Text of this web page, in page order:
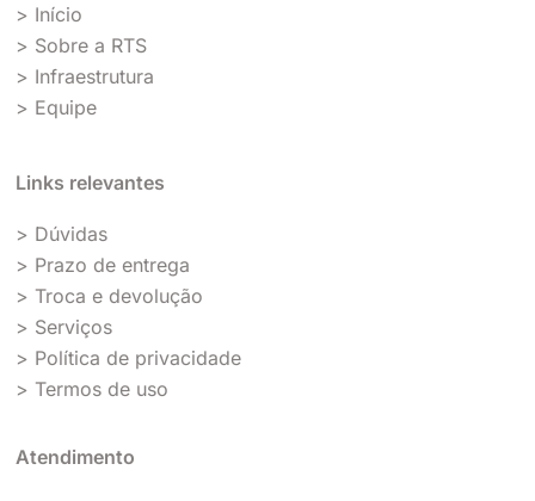
> Início
> Sobre a RTS
> Infraestrutura
> Equipe
Links relevantes
> Dúvidas
> Prazo de entrega
> Troca e devolução
> Serviços
> Política de privacidade
> Termos de uso
Atendimento